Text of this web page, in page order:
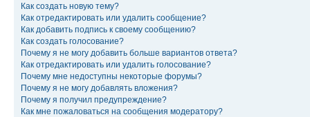
Как создать новую тему?
Как отредактировать или удалить сообщение?
Как добавить подпись к своему сообщению?
Как создать голосование?
Почему я не могу добавить больше вариантов ответа?
Как отредактировать или удалить голосование?
Почему мне недоступны некоторые форумы?
Почему я не могу добавлять вложения?
Почему я получил предупреждение?
Как мне пожаловаться на сообщения модератору?